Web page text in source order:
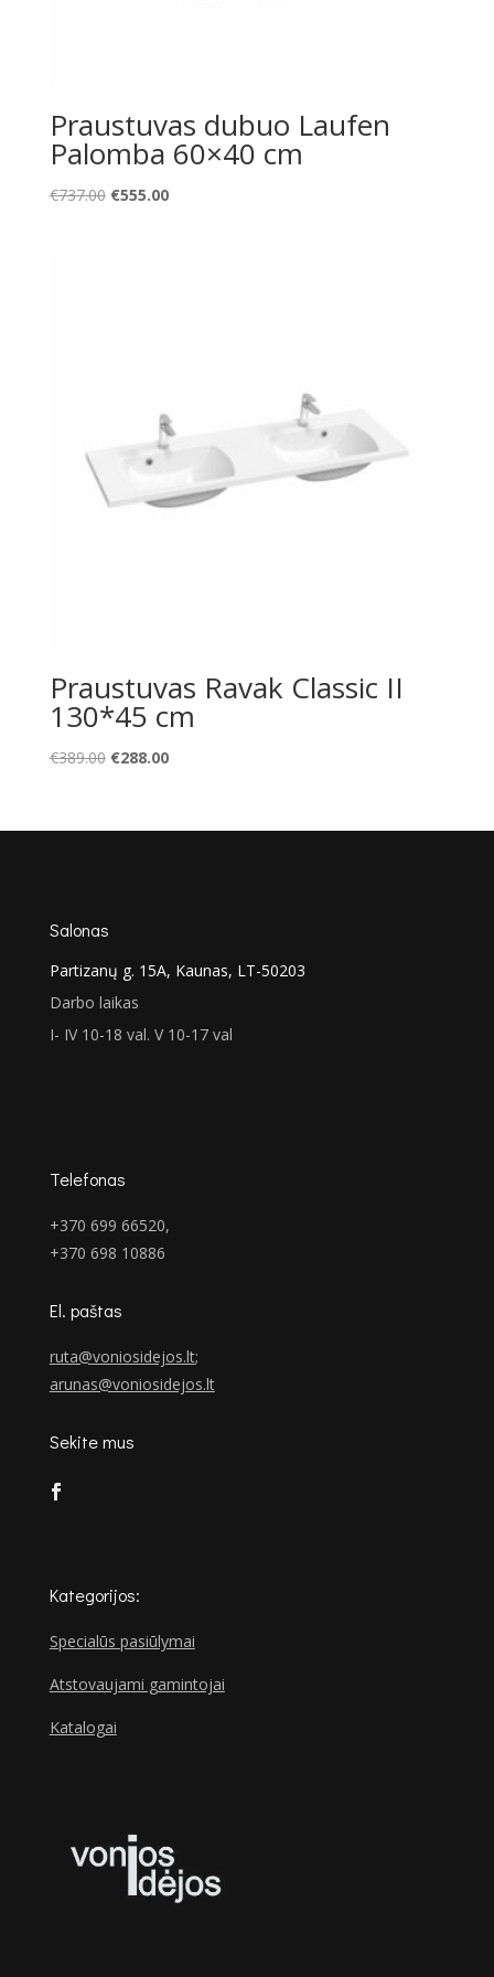
Praustuvas dubuo Laufen
Palomba 60×40 cm
€737.00 Original
€555.00Current
Praustuvas Ravak Classic II
130*45 cm
€389.00 Original
€389.00.
€288.00Current
€288.00.
Salonas
Partizanų g. 15A, Kaunas, LT-50203
Darbo laikas
I- IV 10-18 val. V 10-17 val
Telefonas
+370 699 66520,
+370 698 10886
El. paštas
ruta@voniosidejos.lt;
arunas@voniosidejos.lt
Sekite mus
Kategorijos:
Specialūs pasiūlymai
Atstovaujami gamintojai
Katalogai